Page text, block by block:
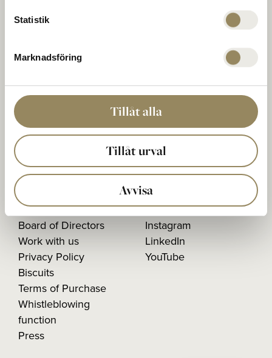
Statistik
Marknadsföring
Tillåt alla
Tillåt urval
Avvisa
233 61 BARA, Sweden
reception@thenational.se
Postal address
The National Box 5
233 02 BARA, Sweden
Organisation Number:
556603-1026
Our history
Board of Directors
Work with us
Privacy Policy
Biscuits
Terms of Purchase
Whistleblowing
function
Press
Facebook
Instagram
LinkedIn
YouTube